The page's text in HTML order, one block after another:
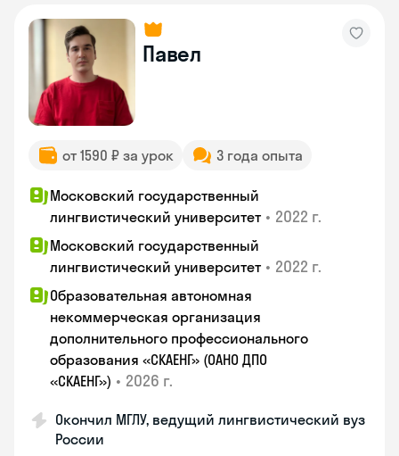
Павел
от 1590 ₽ за урок 3 года опыта
Московский государственный
лингвистический университет • 2022 г.
Московский государственный
лингвистический университет • 2022 г.
Образовательная автономная
некоммерческая организация
дополнительного профессионального
образования «СКАЕНГ» (ОАНО ДПО
«СКАЕНГ») • 2026 г.
Окончил МГЛУ, ведущий лингвистический вуз
России